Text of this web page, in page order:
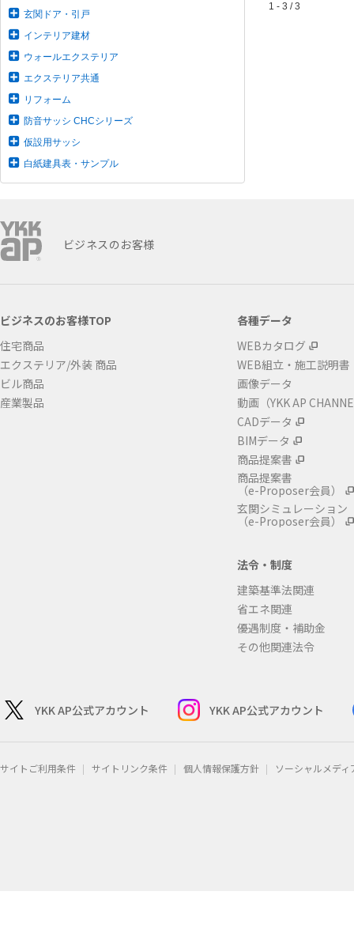
玄関ドア・引戸
インテリア建材
ウォールエクステリア
エクステリア共通
リフォーム
防音サッシ CHCシリーズ
仮設用サッシ
白紙建具表・サンプル
1 - 3 / 3
ビジネスのお客様
ビジネスのお客様TOP
住宅商品
エクステリア/外装 商品
ビル商品
産業製品
各種データ
WEBカタログ
WEB組立・施工説明書
画像データ
動画（YKK AP
CADデータ
BIMデータ
商品提案書
商品提案書
（e-Proposer会員）
玄関シミュレーション
（e-Proposer会員）
法令・制度
建築基準法関連
省エネ関連
優遇制度・補助金
その他関連法令
YKK AP公式アカウント YKK AP公式アカウント
サイトご利用条件 サイトリンク条件 個人情報保護方針 ソーシャルメデ